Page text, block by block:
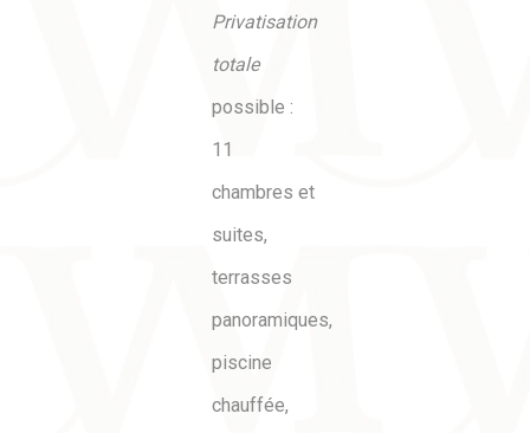
Privatisation
totale
possible :
11
chambres et
suites,
terrasses
panoramiques,
piscine
chauffée,